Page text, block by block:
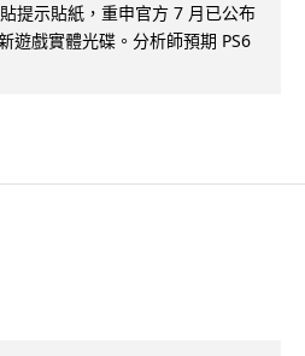
提示貼紙，重申官方 7 月已公布
遊戲實體光碟。分析師預期 PS6